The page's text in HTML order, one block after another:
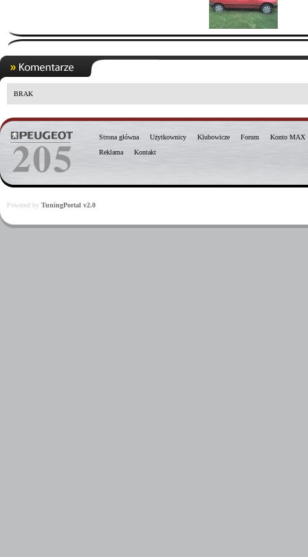
BRAK
Strona główna Użytkownicy Klubowicze Forum
Konto MAX
Reklama
Kontakt
Powered by TuningPortal v2.0